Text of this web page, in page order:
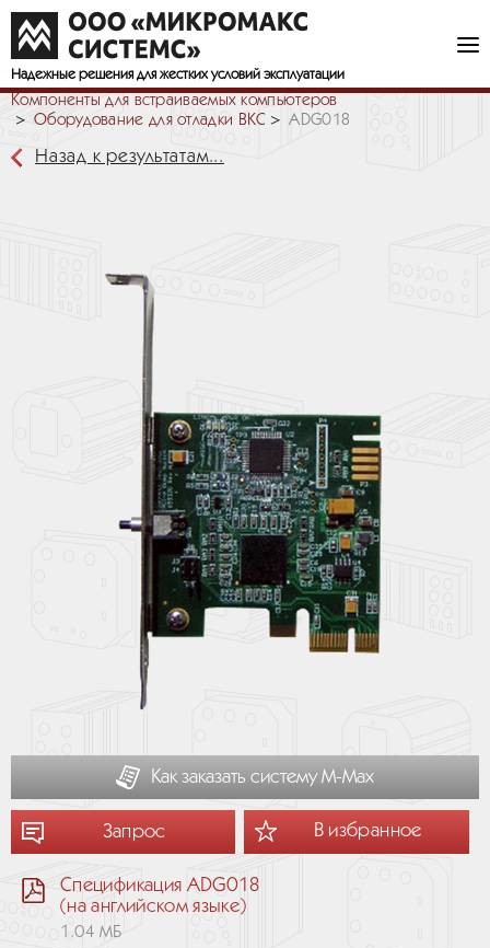
Надежные решения для жестких условий эксплуатации
Компоненты для встраиваемых компьютеров
Оборудование для отладки ВКС
ADG018
Назад к результатам...
Как заказать систему М-Мах
Запрос В избранное
Спецификация ADG018
(на английском языке)
1.04 МБ